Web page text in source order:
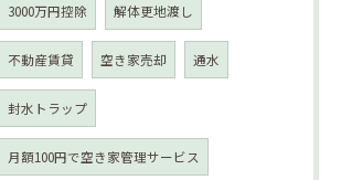
3000万円控除 解体更地渡し
不動産賃貸 空き家売却 通水
封水トラップ
月額100円で空き家管理サービス